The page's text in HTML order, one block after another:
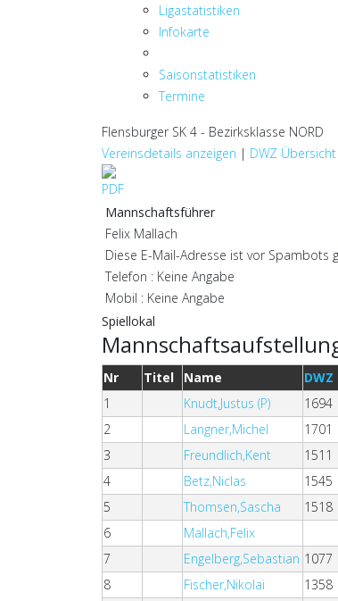
Ligastatistiken
Infokarte
Saisonstatistiken
Termine
Flensburger SK 4 - Bezirksklasse NORD
Vereinsdetails anzeigen | DWZ Übersicht
Mannschaftsführer
Felix Mallach
Diese E-Mail-Adresse ist vor Spambots
Telefon : Keine Angabe
Mobil : Keine Angabe
Spiellokal
Nr Titel Name DWZ
1
Knudt,Justus (P)
1694
2
Langner,Michel
1701
3
Freundlich,Kent
1511
4
Betz,Niclas 1545
5
Thomsen,Sascha 1518
6
Mallach,Felix
7
Engelberg,Sebastian 1077
8
Fischer,Nikolai
1358